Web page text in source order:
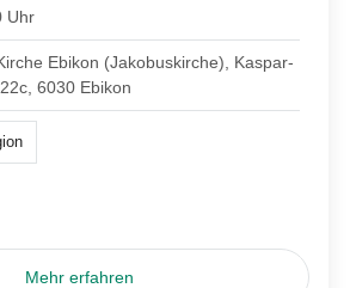
Uhr
Ebikon (Jakobuskirche), Kaspar-
6030 Ebikon
Mehr erfahren